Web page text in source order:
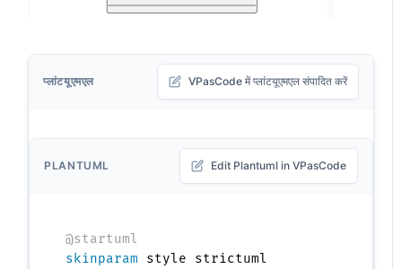
प्लांटयूएमएल VPasCode में प्लांटयूएमएल संपादित करें
PLANTUML Edit Plantuml in VPasCode
@startuml
skinparam style strictuml